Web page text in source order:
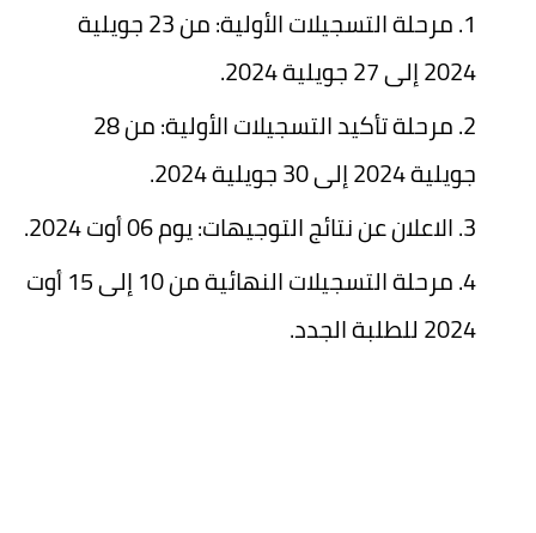
مرحلة التسجيلات الأولية: من 23 جويلية
2024 إلى 27 جويلية 2024.
مرحلة تأكيد التسجيلات الأولية: من 28
جويلية 2024 إلى 30 جويلية 2024.
الاعلان عن نتائج التوجيهات: يوم 06 أوت 2024.
مرحلة التسجيلات النهائية من 10 إلى 15 أوت
2024 للطلبة الجدد.